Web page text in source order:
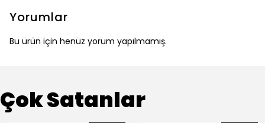
Yorumlar
Bu ürün için henüz yorum yapılmamış.
Çok Satanlar